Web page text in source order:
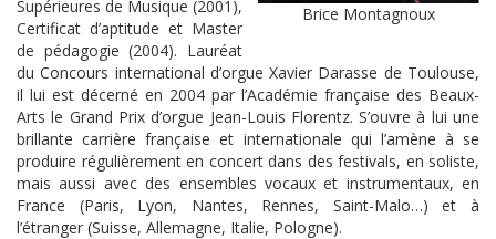
Brice Montagnoux
Supérieures de Musique (2001),
Certificat d’aptitude et Master
de pédagogie (2004). Lauréat
du Concours international d’orgue Xavier Darasse de Toulouse,
il lui est décerné en 2004 par l’Académie française des Beaux-
Arts le Grand Prix d’orgue Jean-Louis Florentz. S’ouvre à lui une
brillante carrière française et internationale qui l’amène à se
produire régulièrement en concert dans des festivals, en soliste,
mais aussi avec des ensembles vocaux et instrumentaux, en
France (Paris, Lyon, Nantes, Rennes, Saint-Malo…) et à
l’étranger (Suisse, Allemagne, Italie, Pologne).